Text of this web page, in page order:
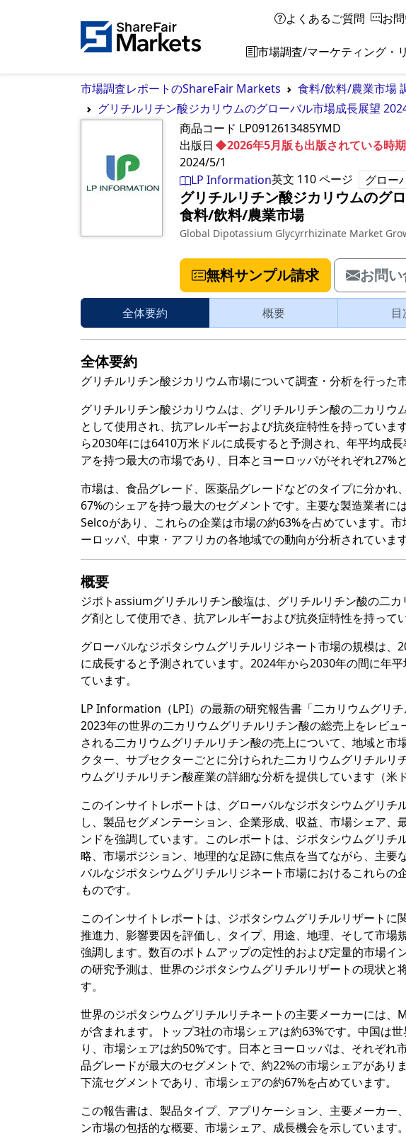
よくあるご質問 お
市場調査/マーケティング・
市場調査レポートのShareFair Markets 食料/飲料/農業市場
グリチルリチン酸ジカリウムのグローバル市場成長展望
商品コード LP0912613485YMD
◆2026年5月版も出版されている時
出版日
2024/5/1
LP Information英文 110ページ グロー
グリチルリチン酸ジカリウムのグ
食料/飲料/農業市場
Global Dipotassium Glycyrrhizinate Market
無料サンプル請求 お問
全体要約 概要 目
全体要約
グリチルリチン酸ジカリウム市場について調査・分析を行った
グリチルリチン酸ジカリウムは、グリチルリチン酸の二カリ
として使用され、抗アレルギーおよび抗炎症特性を持ってい
ら2030年には6410万米ドルに成長すると予測され、年平均成
アを持つ最大の市場であり、日本とヨーロッパがそれぞれ27%
市場は、食品グレード、医薬品グレードなどのタイプに分か
67%のシェアを持つ最大のセグメントです。主要な製造業者
Selcoがあり、これらの企業は市場の約63%を占めています。
ーロッパ、中東・アフリカの各地域での動向が分析されています
概要
ジポトassiumグリチルリチン酸塩は、グリチルリチン酸の二
グ剤として使用でき、抗アレルギーおよび抗炎症特性を持ってい
グローバルなジポタシウムグリチルリジネート市場の規模は
に成長すると予測されています。2024年から2030年の間に年
ています。
LP Information（LPI）の最新の研究報告書「二カリウムグリチ
2023年の世界の二カリウムグリチルリチン酸の総売上をレビ
される二カリウムグリチルリチン酸の売上について、地域と
クター、サブセクターごとに分けられた二カリウムグリチルリ
ウムグリチルリチン酸産業の詳細な分析を提供しています（米
このインサイトレポートは、グローバルなジポタシウムグリ
し、製品セグメンテーション、企業形成、収益、市場シェア
ンドを強調しています。このレポートは、ジポタシウムグリ
略、市場ポジション、地理的な足跡に焦点を当てながら、主
バルなジポタシウムグリチルリジネート市場におけるこれら
ものです。
このインサイトレポートは、ジポタシウムグリチルリザートに
推進力、影響要因を評価し、タイプ、用途、地理、そして市
強調します。数百のボトムアップの定性的および定量的市場イ
の研究予測は、世界のジポタシウムグリチルリザートの現状と
す。
世界のジポタシウムグリチルリチネートの主要メーカーには
が含まれます。トップ3社の市場シェアは約63%です。中国は
り、市場シェアは約50%です。日本とヨーロッパは、それぞ
品グレードが最大のセグメントで、約22%の市場シェアがあ
下流セグメントであり、市場シェアの約67%を占めています。
この報告書は、製品タイプ、アプリケーション、主要メーカ
ン市場の包括的な概要、市場シェア、成長機会を示しています。